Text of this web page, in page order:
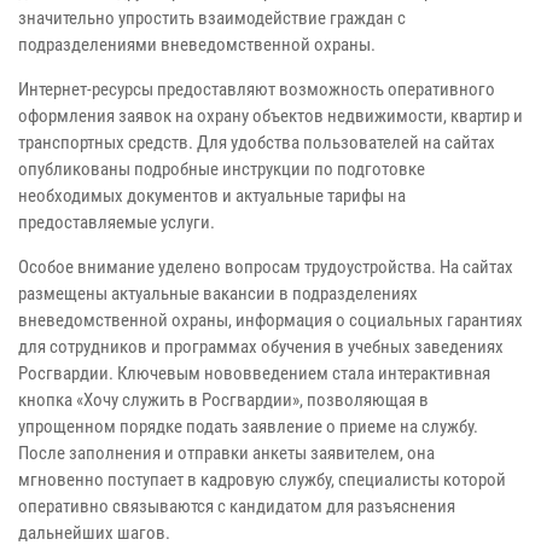
значительно упростить взаимодействие граждан с
подразделениями вневедомственной охраны.
Интернет-ресурсы предоставляют возможность оперативного
оформления заявок на охрану объектов недвижимости, квартир и
транспортных средств. Для удобства пользователей на сайтах
опубликованы подробные инструкции по подготовке
необходимых документов и актуальные тарифы на
предоставляемые услуги.
Особое внимание уделено вопросам трудоустройства. На сайтах
размещены актуальные вакансии в подразделениях
вневедомственной охраны, информация о социальных гарантиях
для сотрудников и программах обучения в учебных заведениях
Росгвардии. Ключевым нововведением стала интерактивная
кнопка «Хочу служить в Росгвардии», позволяющая в
упрощенном порядке подать заявление о приеме на службу.
После заполнения и отправки анкеты заявителем, она
мгновенно поступает в кадровую службу, специалисты которой
оперативно связываются с кандидатом для разъяснения
дальнейших шагов.